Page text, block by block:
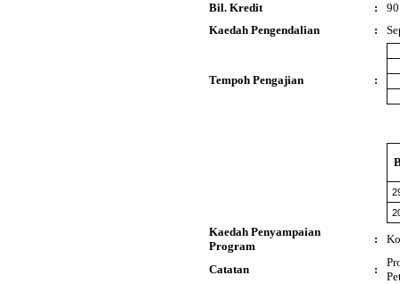
Bil. Kredit
:
90
Kaedah Pengendalian
:
Tempoh Pengajian :
Kaedah Penyampaian
Program
:
Catatan :